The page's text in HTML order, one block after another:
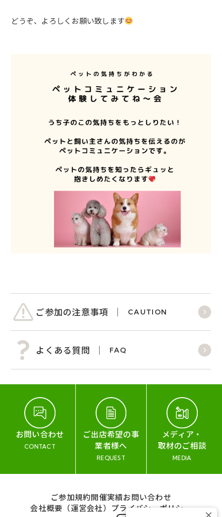
どうぞ、よろしくお願い致します
ご参加の注意事項 CAUTION
よくある質問 FAQ
お問い合わせ
CONTACT
ご出店希望の事
業者様へ
REQUEST
メディア・
取材のご相談
MEDIA
ご参加規約開催実績お問い合わせ
会社概要（運営会社） プライバシーポリシー